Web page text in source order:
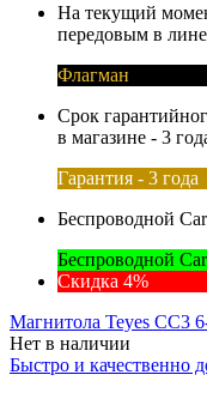
На текущий
передовым в
Флагман
Срок
в магазине - 3
Гарантия - 3 года
Беспроводной
Беспроводной
Скидка 4%
Магнитола Teyes CC3
Нет в наличии
Быстро и качественно